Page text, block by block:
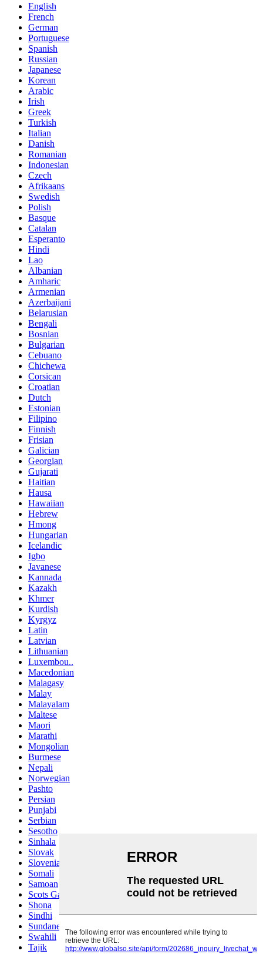
English
French
German
Portuguese
Spanish
Russian
Japanese
Korean
Arabic
Irish
Greek
Turkish
Italian
Danish
Romanian
Indonesian
Czech
Afrikaans
Swedish
Polish
Basque
Catalan
Esperanto
Hindi
Lao
Albanian
Amharic
Armenian
Azerbaijani
Belarusian
Bengali
Bosnian
Bulgarian
Cebuano
Chichewa
Corsican
Croatian
Dutch
Estonian
Filipino
Finnish
Frisian
Galician
Georgian
Gujarati
Haitian
Hausa
Hawaiian
Hebrew
Hmong
Hungarian
Icelandic
Igbo
Javanese
Kannada
Kazakh
Khmer
Kurdish
Kyrgyz
Latin
Latvian
Lithuanian
Luxembou..
Macedonian
Malagasy
Malay
Malayalam
Maltese
Maori
Marathi
Mongolian
Burmese
Nepali
Norwegian
Pashto
Persian
Punjabi
Serbian
Sesotho
Sinhala
Slovak
Slovenian
Somali
Samoan
Scots Gaelic
Shona
Sindhi
Sundanese
Swahili
Tajik